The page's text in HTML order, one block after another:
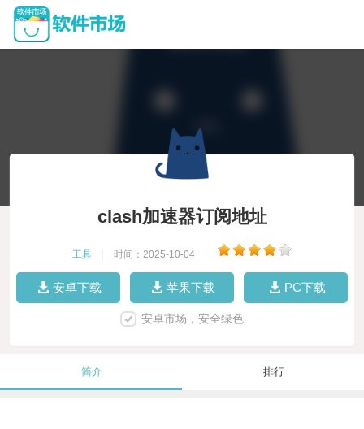
clash加速器订阅地址
工具 时间：2025-10-04
安卓下载 苹果下载 PC下载
安卓市场，安全绿色
简介 排行